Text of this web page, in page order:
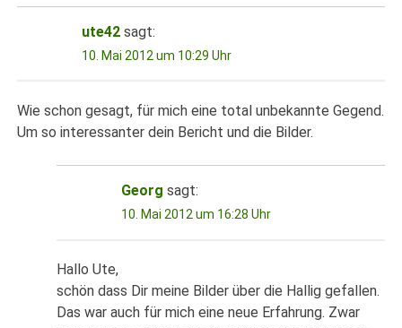
ute42 sagt:
10. Mai 2012 um 10:29 Uhr
Wie schon gesagt, für mich eine total unbekannte Gegend.
Um so interessanter dein Bericht und die Bilder.
Georg sagt:
10. Mai 2012 um 16:28 Uhr
Hallo Ute,
schön dass Dir meine Bilder über die Hallig gefallen.
Das war auch für mich eine neue Erfahrung. Zwar